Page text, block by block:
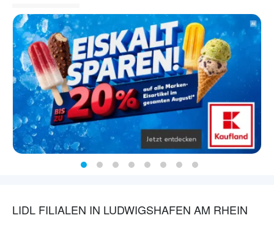
LIDL FILIALEN IN LUDWIGSHAFEN AM RHEIN